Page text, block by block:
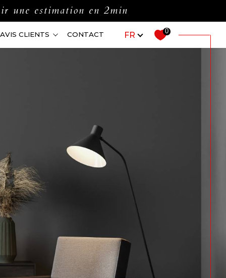
une estimation en 2min
?
AVIS CLIENTS CONTACT Langue
FR 0